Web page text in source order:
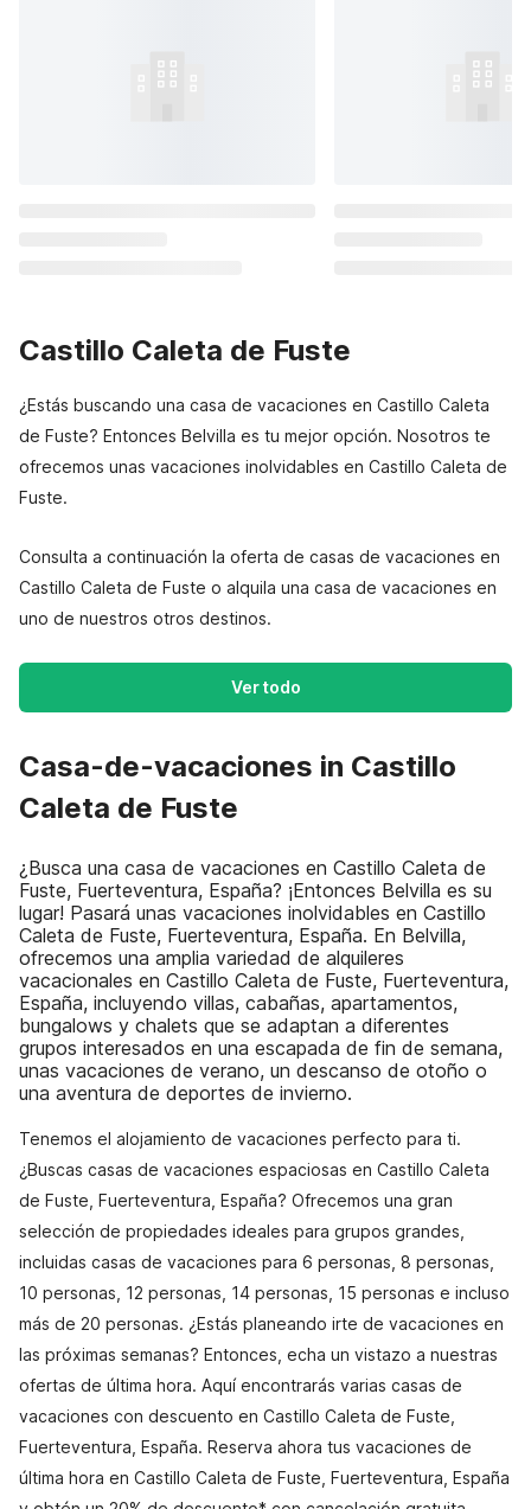
Castillo Caleta de Fuste
¿Estás buscando una casa de vacaciones en Castillo Caleta
de Fuste? Entonces Belvilla es tu mejor opción. Nosotros te
ofrecemos unas vacaciones inolvidables en Castillo Caleta de
Fuste.
Consulta a continuación la oferta de casas de vacaciones en
Castillo Caleta de Fuste o alquila una casa de vacaciones en
uno de nuestros otros destinos.
Ver todo
Casa-de-vacaciones in Castillo
Caleta de Fuste
¿Busca una casa de vacaciones en Castillo Caleta de
Fuste, Fuerteventura, España? ¡Entonces Belvilla es su
lugar! Pasará unas vacaciones inolvidables en Castillo
Caleta de Fuste, Fuerteventura, España. En Belvilla,
ofrecemos una amplia variedad de alquileres
vacacionales en Castillo Caleta de Fuste, Fuerteventura,
España, incluyendo villas, cabañas, apartamentos,
bungalows y chalets que se adaptan a diferentes
grupos interesados en una escapada de fin de semana,
unas vacaciones de verano, un descanso de otoño o
una aventura de deportes de invierno.
Tenemos el alojamiento de vacaciones perfecto para ti.
¿Buscas casas de vacaciones espaciosas en Castillo Caleta
de Fuste, Fuerteventura, España? Ofrecemos una gran
selección de propiedades ideales para grupos grandes,
incluidas casas de vacaciones para 6 personas, 8 personas,
10 personas, 12 personas, 14 personas, 15 personas e incluso
más de 20 personas. ¿Estás planeando irte de vacaciones en
las próximas semanas? Entonces, echa un vistazo a nuestras
ofertas de última hora. Aquí encontrarás varias casas de
vacaciones con descuento en Castillo Caleta de Fuste,
Fuerteventura, España. Reserva ahora tus vacaciones de
última hora en Castillo Caleta de Fuste, Fuerteventura, España